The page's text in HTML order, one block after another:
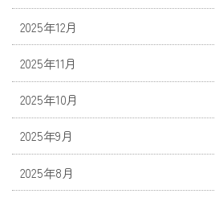
2025年12月
2025年11月
2025年10月
2025年9月
2025年8月